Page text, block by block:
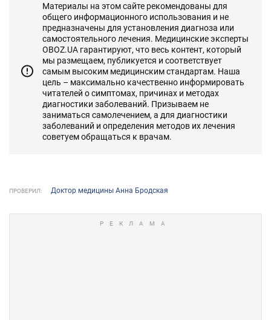
Материалы на этом сайте рекомендованы для
общего информационного использования и не
предназначены для установления диагноза или
самостоятельного лечения. Медицинские эксперты
OBOZ.UA гарантируют, что весь контент, который
мы размещаем, публикуется и соответствует
самым высоким медицинским стандартам. Наша
цель – максимально качественно информировать
читателей о симптомах, причинах и методах
диагностики заболеваний. Призываем не
заниматься самолечением, а для диагностики
заболеваний и определения методов их лечения
советуем обращаться к врачам.
ПРОВЕРИЛ: Доктор медицины Анна Бродская